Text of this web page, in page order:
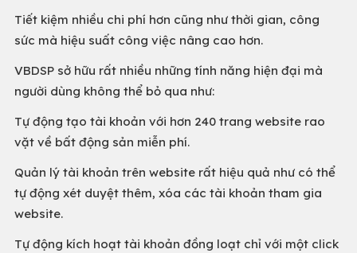
Tiết kiệm nhiều chi phí hơn cũng như thời gian, công
sức mà hiệu suất công việc nâng cao hơn.
VBDSP sở hữu rất nhiều những tính năng hiện đại mà
người dùng không thể bỏ qua như:
Tự động tạo tài khoản với hơn 240 trang website rao
vặt về bất động sản miễn phí.
Quản lý tài khoản trên website rất hiệu quả như có thể
tự động xét duyệt thêm, xóa các tài khoản tham gia
website.
Tự động kích hoạt tài khoản đồng loạt chỉ với một click